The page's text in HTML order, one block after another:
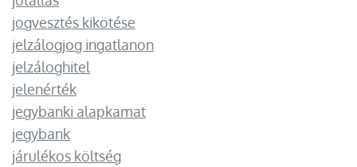
jogvesztés kikötése
jelzálogjog ingatlanon
jelzáloghitel
jelenérték
jegybanki alapkamat
jegybank
járulékos költség